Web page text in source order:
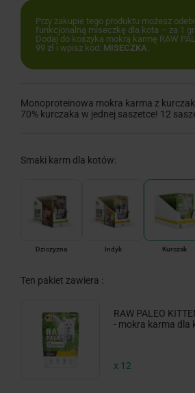
Przy zakupie tego produktu możesz
funkcjonalną miseczkę dla kota – za 1
Dodaj do koszyka mokrą karmę RAW
99 zł i wpisz kod: MISECZKA.
Monoproteinowa mokra karma z
70% kurczaka w jednej saszetce! 12
Smaki karm dla kotów:
Dziczyzna Indyk Kurczak
Ten pakiet zawiera :
RAW PALEO
- mokra karma dla
x 12